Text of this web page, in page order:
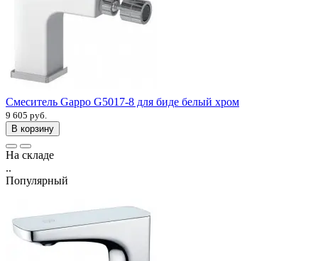
Смеситель Gappo G5017-8 для биде белый хром
9 605 руб.
В корзину
На складе
..
Популярный